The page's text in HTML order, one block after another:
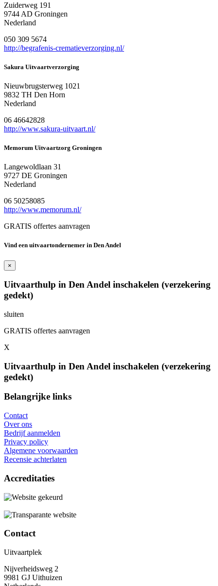
Zuiderweg 191
9744 AD Groningen
Nederland
050 309 5674
http://begrafenis-crematieverzorging.nl/
Sakura Uitvaartverzorging
Nieuwbrugsterweg 1021
9832 TH Den Horn
Nederland
06 46642828
http://www.sakura-uitvaart.nl/
Memorum Uitvaartzorg Groningen
Langewoldlaan 31
9727 DE Groningen
Nederland
06 50258085
http://www.memorum.nl/
GRATIS offertes aanvragen
Vind een uitvaartondernemer in Den Andel
×
Uitvaarthulp in Den Andel inschakelen (verzekering
gedekt)
sluiten
GRATIS offertes aanvragen
X
Uitvaarthulp in Den Andel inschakelen (verzekering
gedekt)
Belangrijke links
Contact
Over ons
Bedrijf aanmelden
Privacy policy
Algemene voorwaarden
Recensie achterlaten
Accreditaties
Contact
Uitvaartplek
Nijverheidsweg 2
9981 GJ Uithuizen